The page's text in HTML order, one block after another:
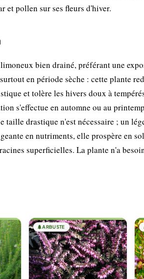
et pollen sur ses fleurs d'hiver.
bien drainé, préférant une
en période sèche : cette plante
et tolère les hivers doux à
s'effectue en automne ou au
drastique n'est nécessaire ; un
en nutriments, elle prospère en
superficielles. La plante n'a
🌲ARBUSTE